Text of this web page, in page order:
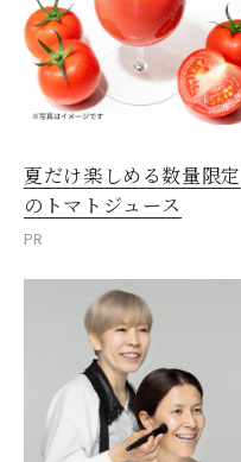
夏だけ楽しめる数量限定
のトマトジュース
PR